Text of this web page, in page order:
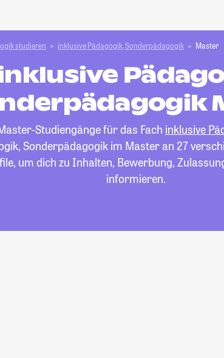
studieren inklusive Pädagogik, Sonderpädagogik Master
Studiengänge für das Fach inklusive
Sonderpädagogik im Master an 27
um dich zu Inhalten, Bewerbung,
informieren.